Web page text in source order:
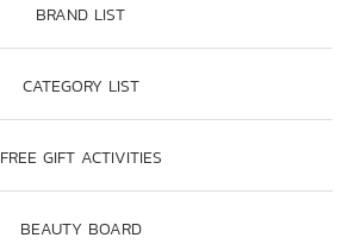
BRAND LIST
CATEGORY LIST
FREE GIFT ACTIVITIES
BEAUTY BOARD